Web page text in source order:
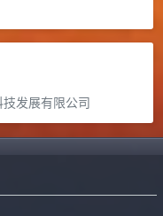
发展有限公司